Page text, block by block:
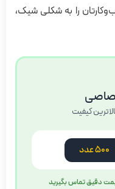
را به شکلی شیک،
کیفیت
500 عدد
دقیق تماس بگیرید